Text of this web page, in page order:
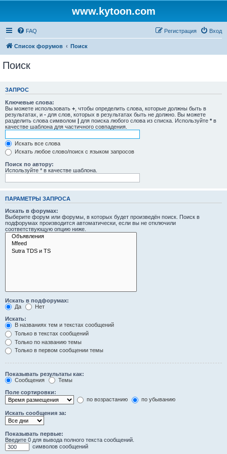
www.kytoon.com
FAQ Вход
Регистрация
Список форумов Поиск
Поиск
ЗАПРОС
Ключевые слова:
Вы можете использовать + , чтобы определить слова, которые должны быть в
результатах, и - для слов, которых в результатах быть не должно. Вы можете
разделить слова символом | для поиска любого слова из списка. Используйте * в
качестве шаблона для частичного совпадения.
Искать все слова
Искать любое слово/поиск с языком запросов
Поиск по автору:
Используйте * в качестве шаблона.
ПАРАМЕТРЫ ЗАПРОСА
Искать в форумах:
Выберите форум или форумы, в которых будет произведён поиск. Поиск в
подфорумах производится автоматически, если вы не отключили
соответствующую опцию ниже.
Искать в подфорумах:
Да
Нет
Искать:
В названиях тем и текстах сообщений
Только в текстах сообщений
Только по названию темы
Только в первом сообщении темы
Показывать результаты как:
Сообщения
Темы
Поле сортировки:
по возрастанию
по убыванию
Искать сообщения за:
Показывать первые:
Введите 0 для вывода полного текста сообщений.
символов сообщений